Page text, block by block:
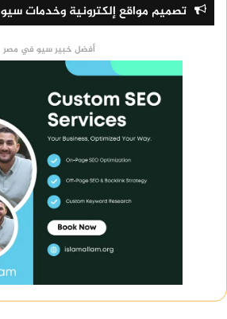
تصميم مواقع إلكترونية وخدمات سيو
أفضل خبير سيو في مصر